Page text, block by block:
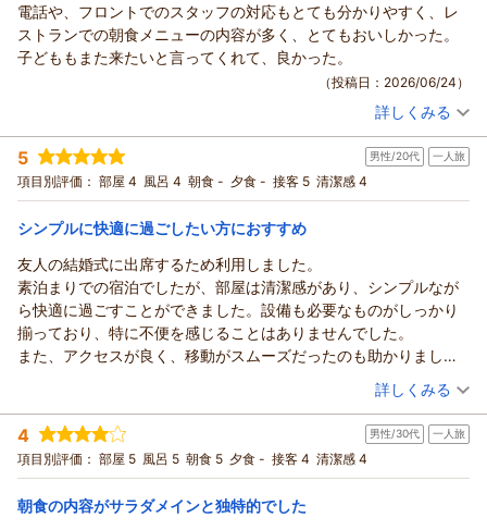
ーの朝食は新鮮なサラダバーをはじめ、多くのお客様にご好評
をいただいております。ぜひ次回ご宿泊の際は、お楽しみいた
だけますと幸いです。
すでに次回のご予約もいただいているとのこと、誠にありがと
うございます。再びお迎えできますことを、スタッフ一同心よ
り楽しみにしております。
支配人小西
フロント岡田
（返信日：2026/07/04）
この度はリッチモンドホテル東京武蔵野にご宿泊いただき、誠
にありがとうございます。
客室の大きなデスクがお役に立てたとのこと、大変嬉しく存じ
ます。また、館内や周辺の落ち着いた環境の中で、ごゆっくり
朝食につきましても、美味しくお召し上がりいただけたとのお
言葉をありがとうございます。
一方で、周辺の飲食店につきましては、ご期待に沿えず申し訳
なく存じます。おすすめのお店もご案内しておりますので、お
気軽にスタッフまでお声がけください。
ります。
またのお越しをスタッフ一同、心よりお待ち申し上げておりま
す。
支配人小西
フロント岡田
（返信日：2026/06/29）
電話や、フロントでのスタッフの対応もとても分かりやすく、レ
ストランでの朝食メニューの内容が多く、とてもおいしかった。
子どももまた来たいと言ってくれて、良かった。
（投稿日：2026/06/24）
投稿者： 〓熊猫さん(男性/50代)
宿泊プラン： 【早割14/素泊り】14日前までの早期割引予約でお得！
ダブル 食事なし
宿泊価格帯： 14,001～15,000円(大人一人あたり/税込)
この度はリッチモンドホテル東京武蔵野にご宿泊いただき、誠
にありがとうございます。
電話やフロントでのスタッフ対応につきまして、温かいお言葉
をお寄せいただき御礼申し上げます。
分かりやすいご案内を心がけておりますので、そのように感じ
また、朝食につきましてもご満足いただけたとのこと、何より
でございます。
豊富なメニューをお楽しみいただき、ご家族皆さまで気持ちよ
くお過ごしいただけたご様子が伝わってまいりました。
なかでも、お子さまから「また来たい」とのお言葉をいただけ
詳しくみる
5 男性/20代 一人旅
項目別評価： 部屋 4 風呂 4 朝食 - 夕食 - 接客 5 清潔感 4
シンプルに快適に過ごしたい方におすすめ
友人の結婚式に出席するため利用しました。
素泊まりでの宿泊でしたが、部屋は清潔感があり、シンプルなが
ら快適に過ごすことができました。設備も必要なものがしっかり
揃っており、特に不便を感じることはありませんでした。
また、アクセスが良く、移動がスムーズだったのも助かりまし
た。結婚式の予定があったためホテルで過ごす時間は長くありま
華やかなホテルというよりは、落ち着いて安心して宿泊できるホ
テルという印象です。また近くに用事がある際は利用したいと思
います。
（投稿日：2026/06/21）
宿泊時期： 2026年05月宿泊 (一人旅)
投稿者： まきおさん
宿泊プラン： 【早割60/素泊り】60日前までの早期割引予約でお得！
シングル 食事なし
宿泊価格帯： 15,001～16,000円(大人一人あたり/税込)
詳しくみる
4 男性/30代 一人旅
項目別評価： 部屋 5 風呂 5 朝食 5 夕食 - 接客 4 清潔感 4
朝食の内容がサラダメインと独特的でした